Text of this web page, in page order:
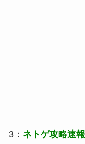
3： ネトゲ攻略速報